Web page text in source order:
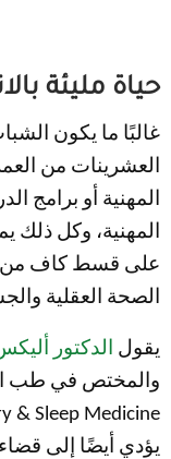
حياة مليئة
غالبًا ما يكون
العشرينات من
المهنية أو برامج
المهنية، وكل ذلك
على قسط كاف من
الصحة العقلية
يقول الدكتور
يؤدي أيضًا إلى